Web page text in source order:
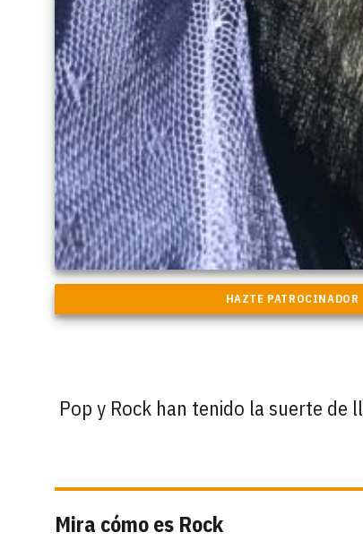
Pop y Rock han tenido la suerte de
Mira cómo es Rock